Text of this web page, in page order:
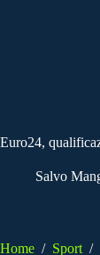
Euro24,
Salvo
Home / Sport /